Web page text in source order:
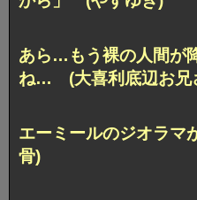
あら…もう裸の人間が
ね… (大喜利底辺お兄
エーミールのジオラ
骨)